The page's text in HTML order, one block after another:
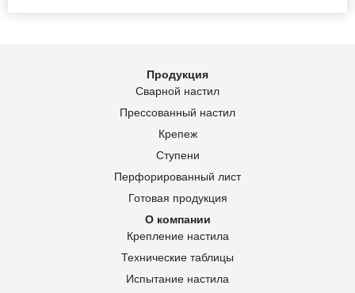
Продукция
Сварной настил
Прессованный настил
Крепеж
Ступени
Перфорированный лист
Готовая продукция
О компании
Крепление настила
Технические таблицы
Испытание настила